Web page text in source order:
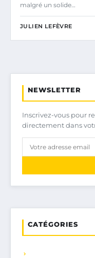
malgré un solide…
JULIEN LEFÈVRE
NEWSLETTER
Inscrivez-vous pour
directement dans
CATÉGORIES